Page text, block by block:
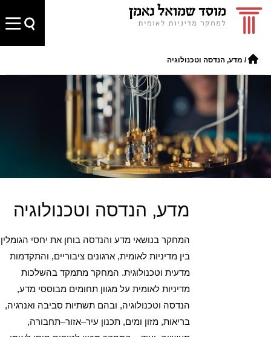
/ מדע, הנדסה וטכנולוגיה
מדע, הנדסה וטכנולוגיה
המחקר בנושאי מדע והנדסה בוחן את יחסי הגומלין
בין מדיניות לאומית, ארגונים ציבוריים, והתקדמות
מדעית וטכנולוגית. המחקר מתמקד בהשלכות
מדיניות לאומית על מגוון תחומים מבוססי מדע,
הנדסה וטכנולוגיה, ובהם תשתיות סביבה ואנרגיה,
בריאות, מזון ומים, תכנון עיר–אזור–תחבורה,